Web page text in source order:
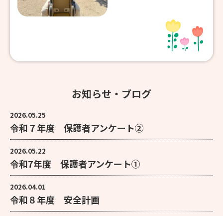
お知らせ・ブログ
2026.05.25
令和７年度 保護者アンケート②
2026.05.22
令和7年度 保護者アンケート①
2026.04.01
令和８年度 安全計画